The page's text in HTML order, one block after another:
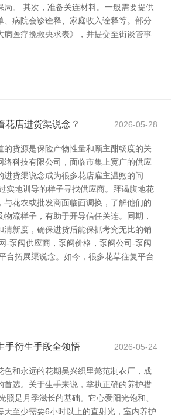
局。 其次，准备关连材料。一般需要提供
、病院会诊诠释、家庭收入诠释等。部分
病医疗挽救央求表》，并提交至街谈管事
花店进货渠说念？ 2026-05-28
的货源是保险产物性量和顾主酣畅度的关
络科技有限公司，面临市集上宽广的供应
进货渠说念成为很多花店雇主温煦的问
实地训导的样子寻找供应商。拜谒腹地花
与花农或批发商面临面调换，了解他们的
流样子，有助于开导信任关连。同期，
清新度，确保进货后能保抓考究无比的销
-泵阀供应商，泵阀价格，泵阀公司-泵阀
台拓展渠说念。如今，很多花草往复平台
手衍生手段全领悟 2026-05-24
色和永远的花期吴兴织里懿范制衣厂，成
首选。关于生手来说，掌执正确的养护措
照是月季滋长的基础。它心爱阳光饱和、
天至少需要6小时以上的直射光，室内养护